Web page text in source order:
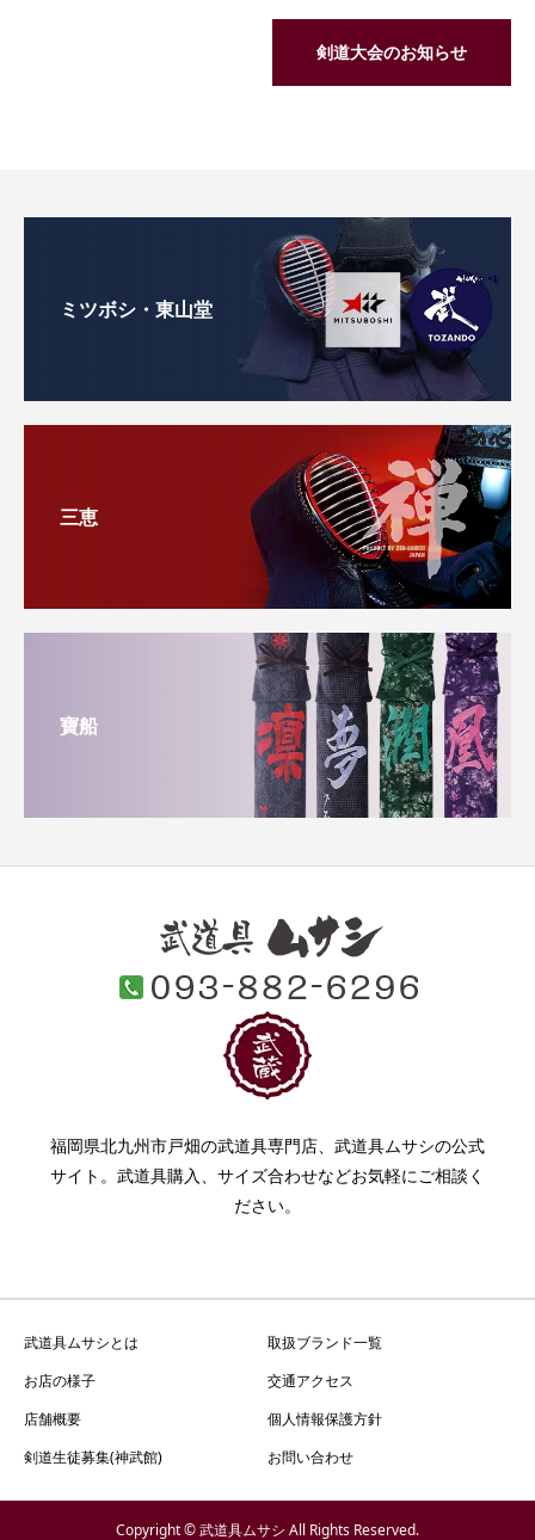
剣道大会のお知らせ
ミツボシ・東山堂
三恵
寶船
福岡県北九州市戸畑の武道具専門店、武道具ムサシの公式
サイト。武道具購入、サイズ合わせなどお気軽にご相談く
ださい。
武道具ムサシとは
取扱ブランド一覧
お店の様子
交通アクセス
店舗概要
個人情報保護方針
剣道生徒募集(神武館)
お問い合わせ
Copyright © 武道具ムサシ All Rights Reserved.